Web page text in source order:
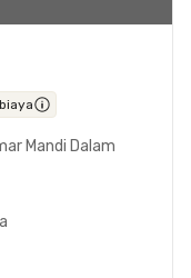
Mandi Dalam